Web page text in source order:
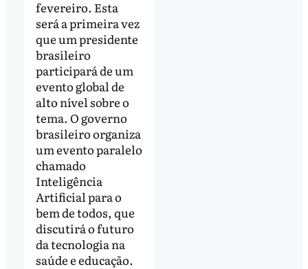
fevereiro. Esta
será a primeira vez
que um presidente
brasileiro
participará de um
evento global de
alto nível sobre o
tema. O governo
brasileiro organiza
um evento paralelo
chamado
Inteligência
Artificial para o
bem de todos, que
discutirá o futuro
da tecnologia na
saúde e educação.